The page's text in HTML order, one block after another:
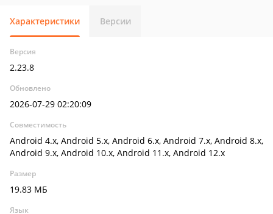
Характеристики Версии
Версия
2.23.8
Обновлено
2026-07-29 02:20:09
Совместимость
Android 4.x, Android 5.x, Android 6.x, Android 7.x, Android 8.x,
Android 9.x, Android 10.x, Android 11.x, Android 12.x
Размер
19.83 МБ
Язык